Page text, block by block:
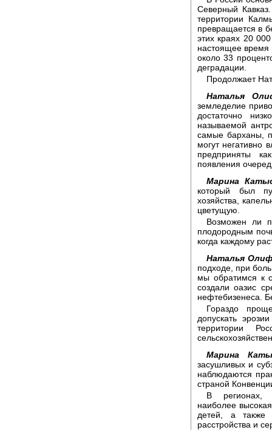
Северный
территории
превращается в
этих краях 20
настоящее время
около 33
деградации.
Продолжает
Наталья
земледелие
достаточно
называемой
самые барханы,
могут негативно
предприняты
появления
Марина
который был
хозяйства,
цветущую.
Возможен ли
плодородным
когда каждому
Наталья
подходе, при
мы обратимся к
создали оазис
нефтебизенеса.
Гораздо
допускать
территории
Марина
засушливых и
наблюдаются
страной
В регионах,
наиболее
детей, а также
расстройства и